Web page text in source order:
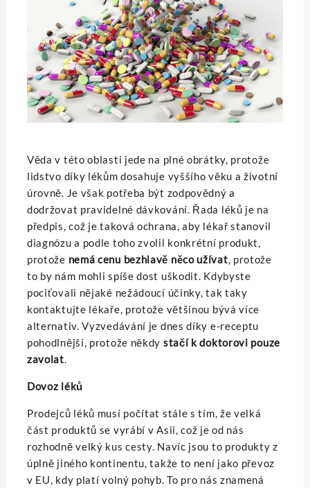
Věda v této oblasti jede na plné obrátky, protože
lidstvo díky lékům dosahuje vyššího věku a životní
úrovně. Je však potřeba být zodpovědný a
dodržovat pravidelné dávkování. Řada léků je na
předpis, což je taková ochrana, aby lékař stanovil
diagnózu a podle toho zvolil konkrétní produkt,
protože nemá cenu bezhlavě něco užívat, protože
to by nám mohli spíše dost uškodit. Kdybyste
pociťovali nějaké nežádoucí účinky, tak taky
kontaktujte lékaře, protože většinou bývá více
alternativ. Vyzvedávání je dnes díky e-receptu
pohodlnější, protože někdy stačí k doktorovi pouze
zavolat.
Dovoz léků
Prodejců léků musí počítat stále s tím, že velká
část produktů se vyrábí v Asii, což je od nás
rozhodně velký kus cesty. Navíc jsou to produkty z
úplně jiného kontinentu, takže to není jako převoz
v EU, kdy platí volný pohyb. To pro nás znamená